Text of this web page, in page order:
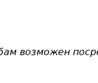
возможен